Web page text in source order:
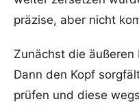
präzise, aber nicht
Zunächst die
Dann den Kopf
prüfen und diese